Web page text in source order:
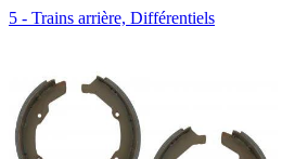
5 - Trains arrière, Différentiels